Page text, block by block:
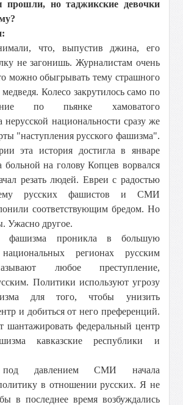
но таджикские девочки
что, выпустив джина, его
не загонишь. Журналистам очень
можно обыгрывать тему страшного
медведя. Колесо закрутилось само по
по пьянке хамоватого
нерусской национальности сразу же
"наступления русского фашизма".
эта история достигла в январе
больной на голову Копцев ворвался
резать людей. Евреи с радостью
русских фашистов и СМИ
соответствующим бредом. Но
Ужасно другое.
фашизма проникла в большую
регионах русским
любое преступление,
Политики используют угрозу
для того, чтобы унизить
и добиться от него преференций.
шантажировать федеральный центр
кавказские республики и
под давлением СМИ начала
в отношении русских. Я не
в последнее время возбуждались